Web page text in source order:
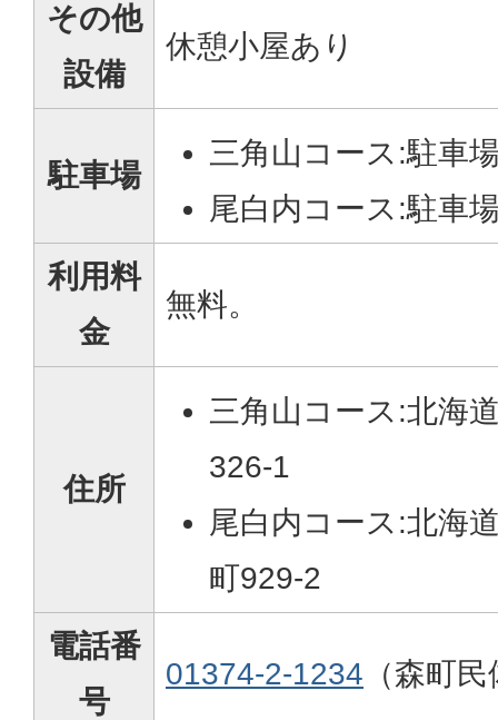
その他
設備
休憩小屋あり
駐車場
三角山コース:駐車
尾白内コース:駐車
利用料
金
無料。
住所
三角山コース:北海
326-1
尾白内コース:北海
町929-2
電話番
号
01374-2-1234 （森町